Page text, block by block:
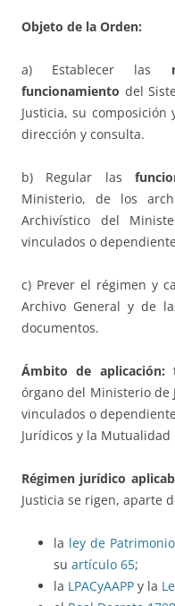
Objeto de la Orden:
a) Establecer las
funcionamiento del
Justicia, su
dirección y consulta.
b) Regular las
Ministerio, de los
Archivístico del
vinculados o
c) Prever el régimen y
Archivo General y de
documentos.
Ámbito de aplicación:
órgano del Ministerio de
vinculados o
Jurídicos y la Mutualidad
Régimen jurídico
Justicia se rigen, aparte
la ley de
su artículo 65;
la LPACyAAPP y la